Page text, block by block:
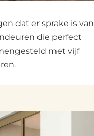
dat er sprake is van
die perfect
met vijf